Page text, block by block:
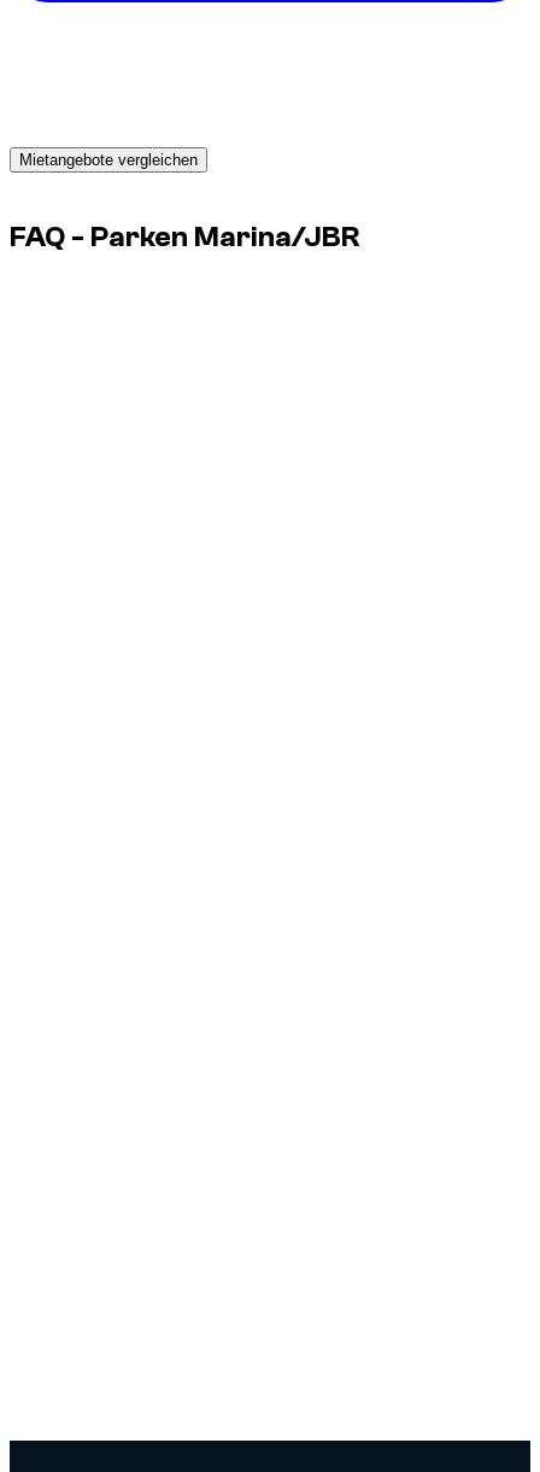
Mietangebote vergleichen
FAQ - Parken Marina/JBR